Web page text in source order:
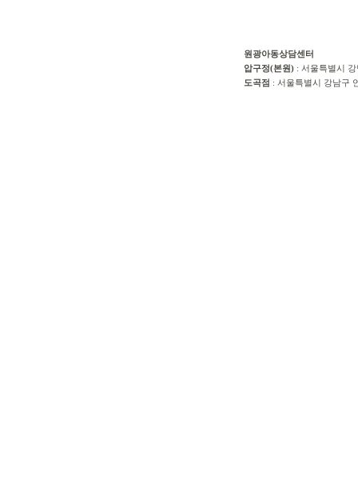
원광아동상담센터
압구정(본원) : 서울특별시
도곡점 : 서울특별시 강남구